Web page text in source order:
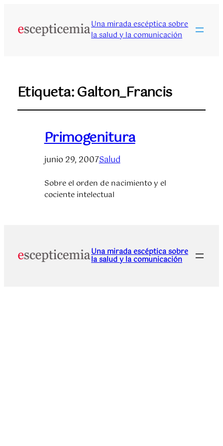
Una mirada escéptica sobre
la salud y la comunicación
Etiqueta:Galton_Francis
Primogenitura
junio 29, 2007Salud
Sobre el orden de nacimiento y el
cociente intelectual
Una mirada escéptica sobre
la salud y la comunicación